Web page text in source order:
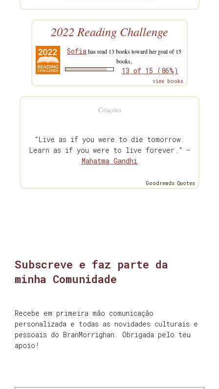
2022 Reading Challenge
Sofiahas read 13 books toward her goal of 15
books.
13 of 15 (86%)
view books
Citações
“Live as if you were to die tomorrow.
Learn as if you were to live forever.” —
Mahatma Gandhi
Goodreads Quotes
Subscreve e faz parte da
minha Comunidade
Recebe em primeira mão comunicação
personalizada e todas as novidades culturais e
pessoais do BranMorrighan. Obrigada pelo teu
apoio!